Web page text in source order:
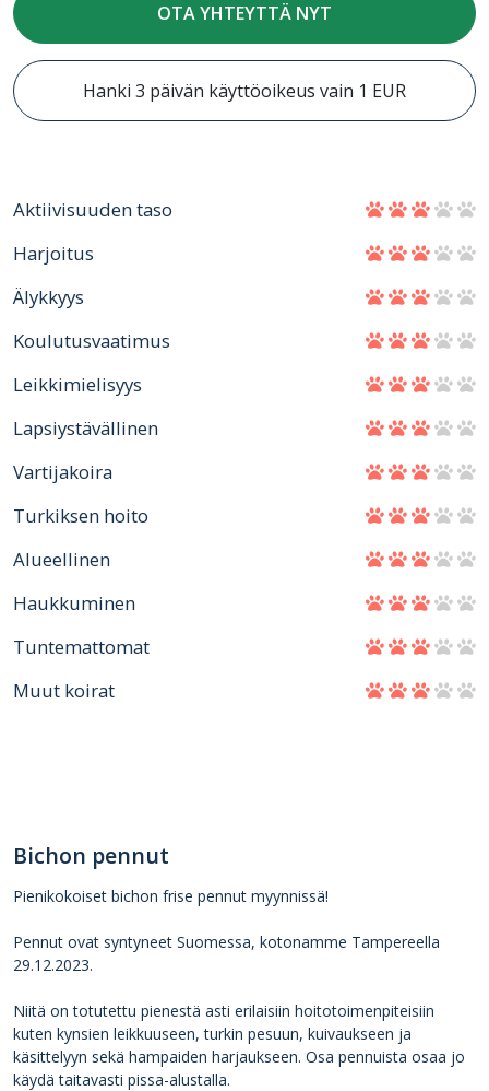
OTA YHTEYTTÄ NYT
Hanki 3 päivän käyttöoikeus vain 1 EUR
Aktiivisuuden taso
Harjoitus
Älykkyys
Koulutusvaatimus
Leikkimielisyys
Lapsiystävällinen
Vartijakoira
Turkiksen hoito
Alueellinen
Haukkuminen
Tuntemattomat
Muut koirat
Bichon pennut
Pienikokoiset bichon frise pennut myynnissä!
Pennut ovat syntyneet Suomessa, kotonamme Tampereella
29.12.2023.
Niitä on totutettu pienestä asti erilaisiin hoitotoimenpiteisiin
kuten kynsien leikkuuseen, turkin pesuun, kuivaukseen ja
käsittelyyn sekä hampaiden harjaukseen. Osa pennuista osaa jo
käydä taitavasti pissa-alustalla.